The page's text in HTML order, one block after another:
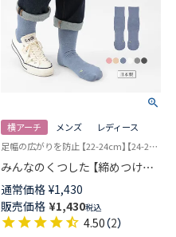
横アーチ メンズ
レディース
足幅の広がりを防止 【22-24cm】【24-26cm】 ユニバーサルデザイン ソックス 日本製
みんなのくつした 【締めつけな
い靴下】 横アーチサポート クル
ー丈 エイジングケア フットエ
イドソックス 足底パイル メン
ズ レディース 03150024
通常価格 ¥1,430
販売価格 ¥1,430税込
4.50（2）